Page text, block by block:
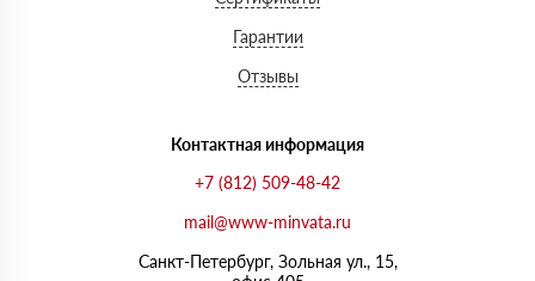
Гарантии
Отзывы
Контактная информация
+7 (812) 509-48-42
mail@www-minvata.ru
Санкт-Петербург, Зольная ул., 15,